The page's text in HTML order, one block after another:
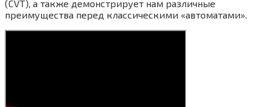
(CVT), а также демонстрирует нам различные
преимущества перед классическими «автоматами».